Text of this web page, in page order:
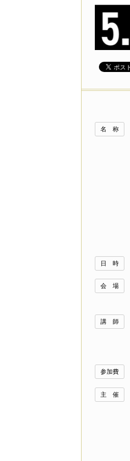
名 称
日 時
会 場
講 師
参加費
主 催